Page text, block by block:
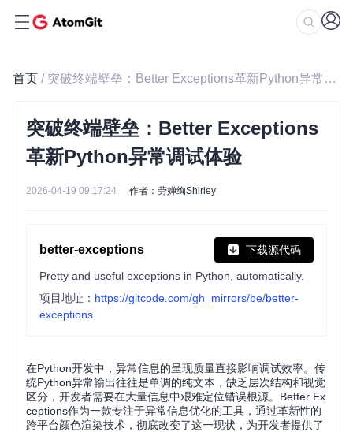
首页 / 突破终端壁垒：Better Exceptions革新Python异常调试体验
突破终端壁垒：Better Exceptions
革新Python异常调试体验
2026-04-19 09:17:24 作者：劳婵绚Shirley
better-exceptions 下载源代码
Pretty and useful exceptions in Python, automatically.
项目地址： https://gitcode.com/gh_mirrors/be/better-
exceptions
在Python开发中，异常信息的呈现质量直接影响调试效率。传
统Python异常输出往往是单调的纯文本，缺乏层次结构和视觉
区分，开发者需要在大量信息中艰难定位错误根源。Better Ex
ceptions作为一款专注于异常信息优化的工具，通过革新性的
跨平台颜色渲染技术，彻底改变了这一现状，为开发者提供了